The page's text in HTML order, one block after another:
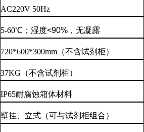
AC220V 50Hz
5-60℃；湿度<90% ，无凝露
720*600*300mm （不含试剂柜）
37KG （不含试剂柜）
IP65耐腐蚀箱体材料
壁挂、立式（可与试剂柜组合）